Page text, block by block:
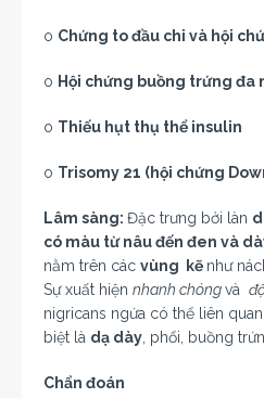
o Chứng to đầu chi và hội
o Hội chứng buồng trứng đa
o Thiếu hụt thụ thể insulin
o Trisomy 21 (hội chứng
Lâm sàng: Đặc trưng bởi làn
có màu từ nâu đến đen và
nằm trên các vùng kẽ như
Sự xuất hiện nhanh chóngvà
nigricans ngứa có thể liên
biệt là dạ dày , phổi, buồng
Chẩn đoán